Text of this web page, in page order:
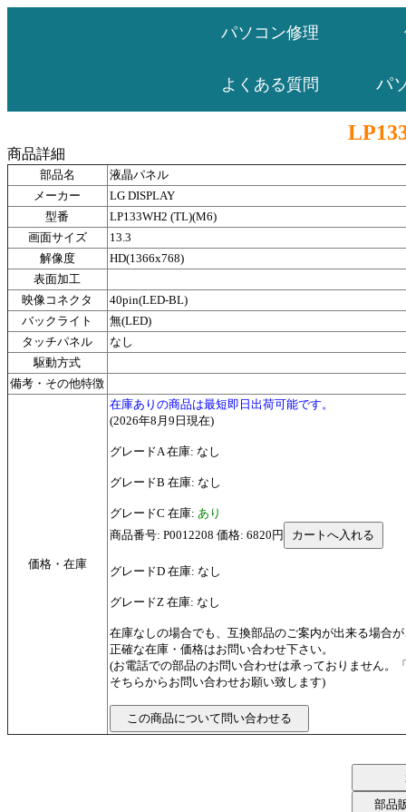
パソコン修理
よくある質問 パ
商品詳細
部品名
液晶パネル
メーカー
LG DISPLAY
型番
LP133WH2 (TL)(M6)
画面サイズ
13.3
解像度
HD(1366x768)
表面加工
映像コネクタ
40pin(LED-BL)
バックライト
無(LED)
タッチパネル
なし
駆動方式
備考・その他特徴
価格・在庫
在庫ありの商品は最短即日出荷可能です。
(2026年8月9日現在)
グレードA 在庫: なし
グレードB 在庫: なし
グレードC 在庫: あり
商品番号: P0012208 価格: 6820円
グレードD 在庫: なし
グレードZ 在庫: なし
在庫なしの場合でも、互換部品のご案内が出来る場合
正確な在庫・価格はお問い合わせ下さい。
(お電話での部品のお問い合わせは承っておりません。
そちらからお問い合わせお願い致します)